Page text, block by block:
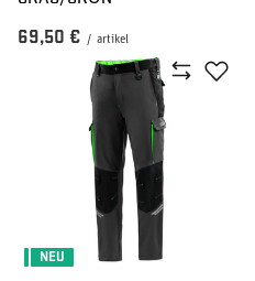
69,50 € / artikel
NEU